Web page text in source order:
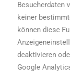
Besucherdaten
keiner
können diese
deaktivieren
Google